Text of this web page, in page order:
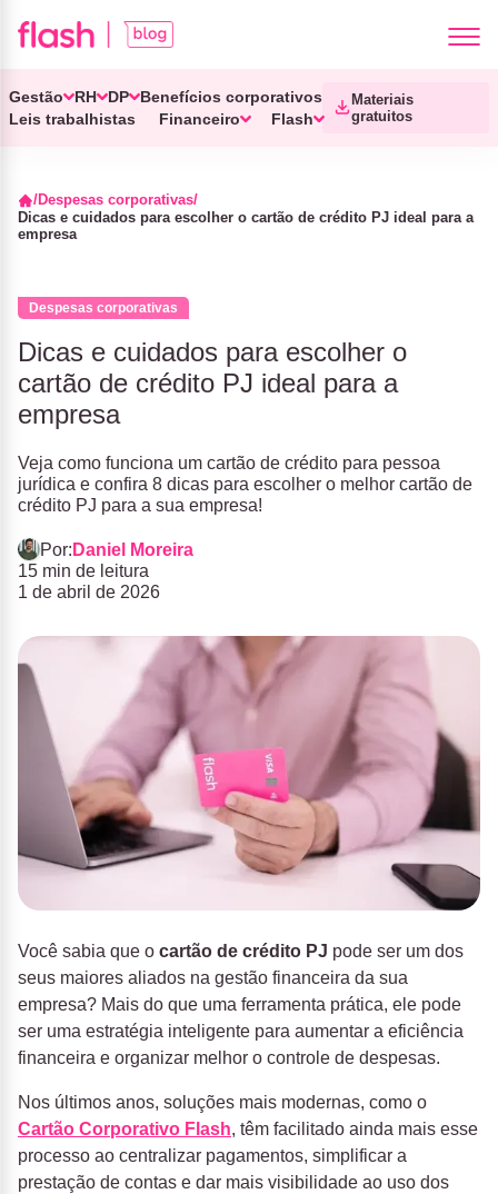
Gestão RH DP
Benefícios corporativos
Leis trabalhistas
Financeiro Flash
Materiais
gratuitos
Despesas corporativas
Dicas e cuidados para escolher o cartão de crédito PJ ideal para a
empresa
Despesas corporativas
Dicas e cuidados para escolher o
cartão de crédito PJ ideal para a
empresa
Veja como funciona um cartão de crédito para pessoa
jurídica e confira 8 dicas para escolher o melhor cartão de
crédito PJ para a sua empresa!
Por: Daniel Moreira
15 min de leitura
1 de abril de 2026
Você sabia que o cartão de crédito PJ pode ser um dos
seus maiores aliados na gestão financeira da sua
empresa? Mais do que uma ferramenta prática, ele pode
ser uma estratégia inteligente para aumentar a eficiência
financeira e organizar melhor o controle de despesas.
Nos últimos anos, soluções mais modernas, como o
Cartão Corporativo Flash, têm facilitado ainda mais esse
processo ao centralizar pagamentos, simplificar a
prestação de contas e dar mais visibilidade ao uso dos